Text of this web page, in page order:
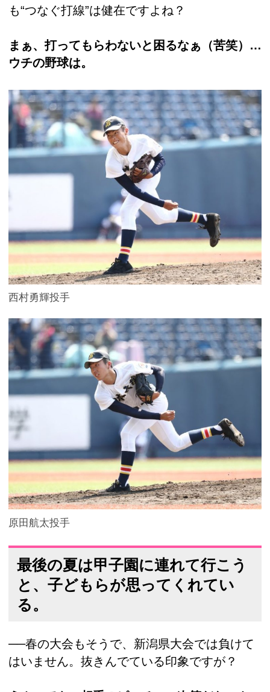
も“つなぐ打線”は健在ですよね？
まぁ、打ってもらわないと困るなぁ（苦笑）…
ウチの野球は。
西村勇輝投手
原田航太投手
最後の夏は甲子園に連れて行こう
と、子どもらが思ってくれてい
る。
──春の大会もそうで、新潟県大会では負けて
はいません。抜きんでている印象ですが？